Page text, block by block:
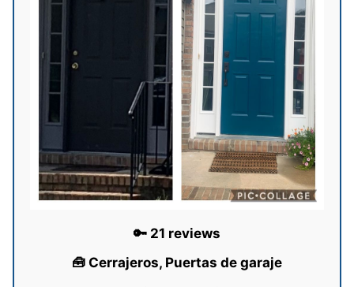
🔑 21 reviews
🧰 Cerrajeros, Puertas de garaje